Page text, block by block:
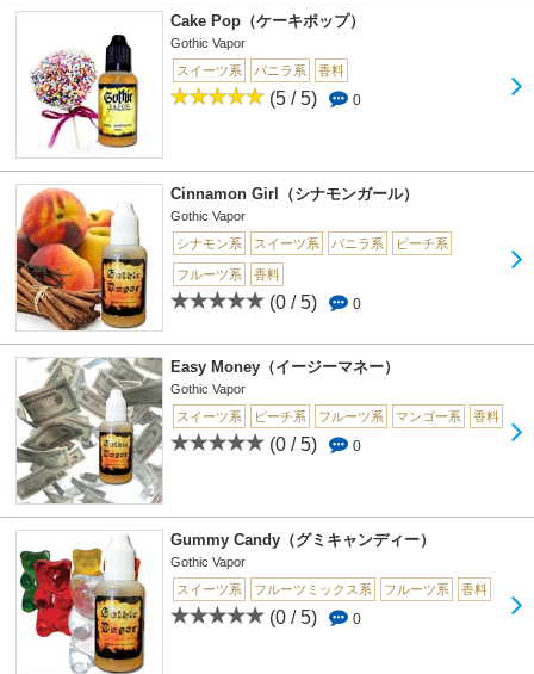
Cake Pop（ケーキポップ）
Gothic Vapor
スイーツ系
バニラ系 香料
(5 / 5) 0
Cinnamon Girl（シナモンガール）
Gothic Vapor
シナモン系
スイーツ系 バニラ系 ピーチ系
フルーツ系 香料
(0 / 5) 0
Easy Money（イージーマネー）
Gothic Vapor
スイーツ系
ピーチ系 フルーツ系 マンゴー系 香料
(0 / 5) 0
Gummy Candy（グミキャンディー）
Gothic Vapor
スイーツ系
フルーツミックス系 フルーツ系 香料
(0 / 5) 0